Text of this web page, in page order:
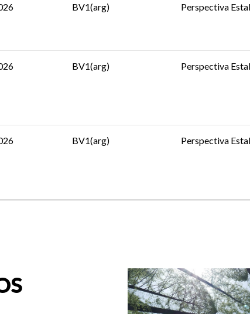
BV1(arg) Perspectiva
BV1(arg) Perspectiva
BV1(arg) Perspectiva